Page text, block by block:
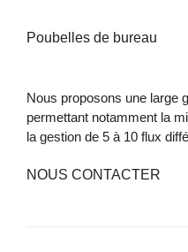
Poubelles de bureau
Nous proposons une large
permettant notamment la
la gestion de 5 à 10 flux
NOUS CONTACTER